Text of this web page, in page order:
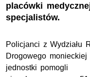
placówki
specjalistów.
Policjanci z Wydziału
Drogowego monieckiej
jednostki pomogli